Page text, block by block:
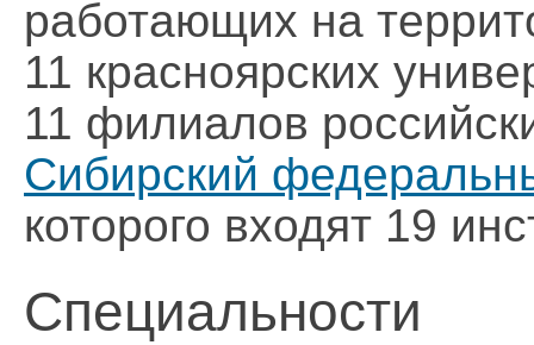
работающих на
11 красноярских
11 филиалов
Сибирский
которого входят 19
Специальности